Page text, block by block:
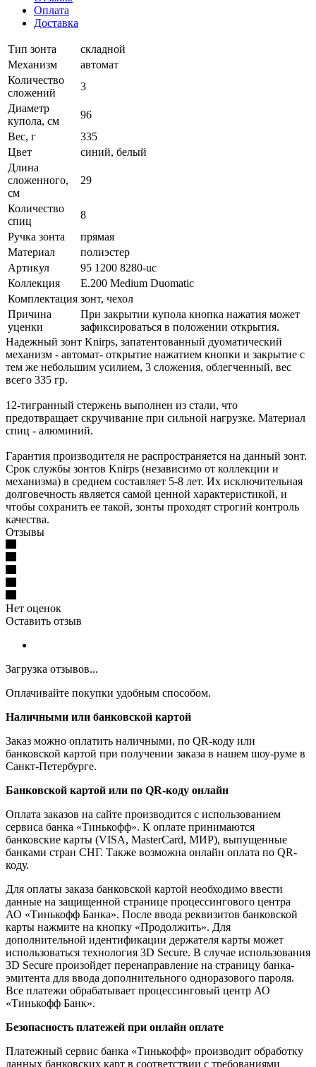
Оплата
Доставка
Тип зонта
складной
Механизм
автомат
Количество
сложений
3
Диаметр
купола, см
96
Вес, г
335
Цвет
синий, белый
Длина
сложенного,
см
29
Количество
спиц
8
Ручка зонта
прямая
Материал
полиэстер
Артикул
95 1200 8280-uc
Коллекция
E.200 Medium Duomatic
Комплектация зонт, чехол
Причина
уценки
При закрытии купола кнопка нажатия может
зафиксироваться в положении открытия.
Надежный зонт Knirps, запатентованный дуоматический
механизм - автомат- открытие нажатием кнопки и закрытие с
тем же небольшим усилием, 3 сложения, облегченный, вес
всего 335 гр.
12-тигранный стержень выполнен из стали, что
предотвращает скручивание при сильной нагрузке. Материал
спиц - алюминий.
Гарантия производителя не распространяется на данный зонт.
Срок службы зонтов Knirps (независимо от коллекции и
механизма) в среднем составляет 5-8 лет. Их исключительная
долговечность является самой ценной характеристикой, и
чтобы сохранить ее такой, зонты проходят строгий контроль
качества.
Отзывы
Нет оценок
Оставить отзыв
Загрузка отзывов...
Оплачивайте покупки удобным способом.
Наличными или банковской картой
Заказ можно оплатить наличными, по QR-коду или
банковской картой при получении заказа в нашем шоу-руме в
Санкт-Петербурге.
Банковской картой или по QR-коду онлайн
Оплата заказов на сайте производится с использованием
сервиса банка «Тинькофф». К оплате принимаются
банковские карты (VISA, MasterCard, МИР), выпущенные
банками стран СНГ. Также возможна онлайн оплата по QR-
коду.
Для оплаты заказа банковской картой необходимо ввести
данные на защищенной странице процессингового центра
АО «Тинькофф Банка». После ввода реквизитов банковской
карты нажмите на кнопку «Продолжить». Для
дополнительной идентификации держателя карты может
использоваться технология 3D Secure. В случае использования
3D Secure произойдет перенаправление на страницу банка-
эмитента для ввода дополнительного одноразового пароля.
Все платежи обрабатывает процессинговый центр АО
«Тинькофф Банк».
Безопасность платежей при онлайн оплате
Платежный сервис банка «Тинькофф» производит обработку
данных банковских карт в соответствии с требованиями